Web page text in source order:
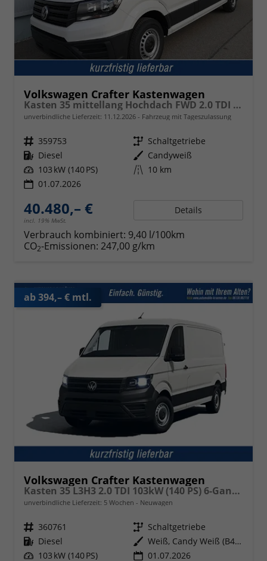
Volkswagen Crafter Kastenwagen
Kasten 35 mittellang Hochdach FWD 2.0 TDI L3H3 AHK Kamera 270 Grad App PDC GRA Scheiben
unverbindliche Lieferzeit: 11.12.2026 Fahrzeug mit Tageszulassung
Fahrzeugnr. 359753 Getriebe Schaltgetriebe
Kraftstoff Diesel Außenfarbe Candyweiß
Leistung 103 kW (140 PS) Kilometerstand 10 km
01.07.2026
40.480,– €
incl. 19% MwSt.
Details
Verbrauch kombiniert: 9,40 l/100km
CO2-Emissionen: 247,00 g/km
ab 394,– € mtl.
Volkswagen Crafter Kastenwagen
Kasten 35 L3H3 2.0 TDI 103kW (140 PS) 6-Gang-Schaltgetriebe
unverbindliche Lieferzeit: 5 Wochen Neuwagen
Fahrzeugnr. 360761 Getriebe Schaltgetriebe
Kraftstoff Diesel Außenfarbe
Weiß, Candy Weiß (B4B4)
Leistung 103 kW (140 PS) 01.07.2026